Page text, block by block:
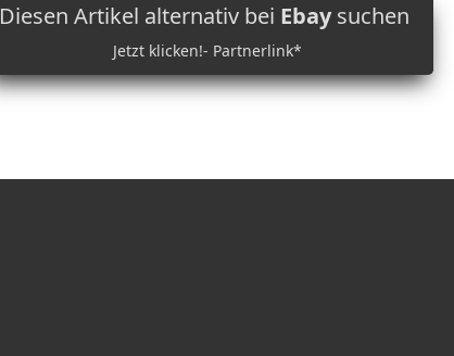
Diesen Artikel alternativ bei Ebaysuchen
Jetzt klicken!- Partnerlink*